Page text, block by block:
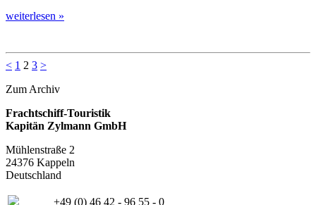
weiterlesen »
< 1 2 3 >
Zum Archiv
Frachtschiff-Touristik
Kapitän Zylmann GmbH
Mühlenstraße 2
24376 Kappeln
Deutschland
+49 (0) 46 42 - 96 55 - 0